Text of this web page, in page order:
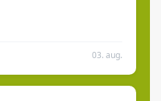
03. aug.